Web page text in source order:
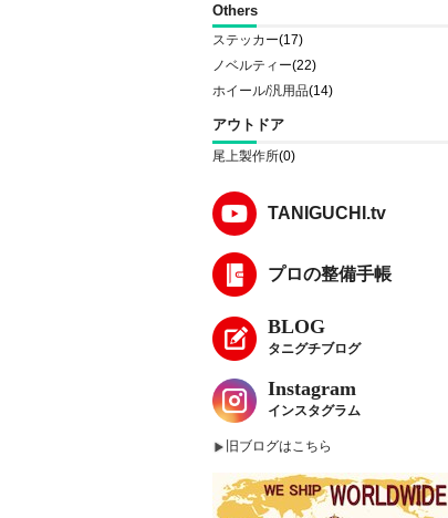
Others
ステッカー(17)
ノベルティー(22)
ホイール/汎用品(14)
アウトドア
尾上製作所(0)
TANIGUCHI.tv
プロの整備手帳
BLOG
タニグチブログ
Instagram
インスタグラム
旧ブログはこちら